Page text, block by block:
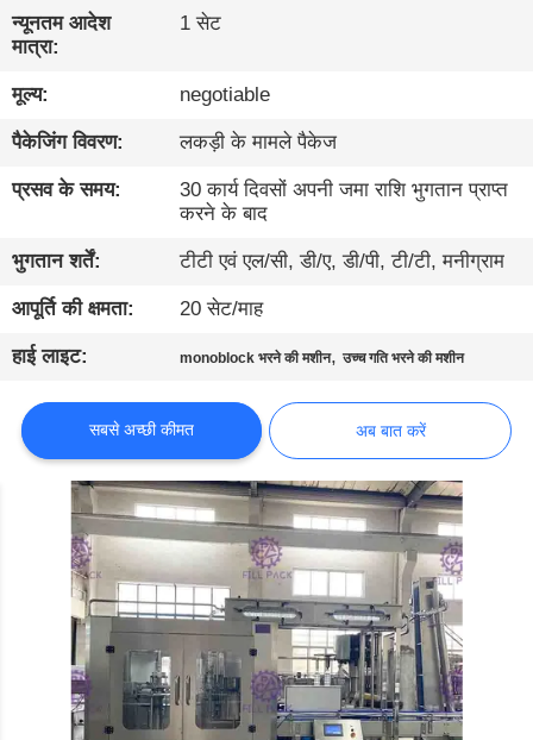
गुणवत्ता
नियंत्रण
संपर्क
समाचार
अब
बात
करें
साइटमैप
गोपनीयता
न्यूनतम आदेश
मात्रा:
1 सेट
मूल्य: negotiable
पैकेजिंग विवरण: लकड़ी के मामले पैकेज
प्रसव के समय:
30 कार्य दिवसों अपनी जमा राशि भुगतान प्राप्त
करने के बाद
भुगतान शर्तें: टीटी एवं एल/सी, डी/ए, डी/पी, टी/टी, मनीग्राम
आपूर्ति की क्षमता: 20 सेट/माह
हाई लाइट: monoblock भरने की मशीन,उच्च गति भरने की मशीन
सबसे अच्छी कीमत अब बात करें